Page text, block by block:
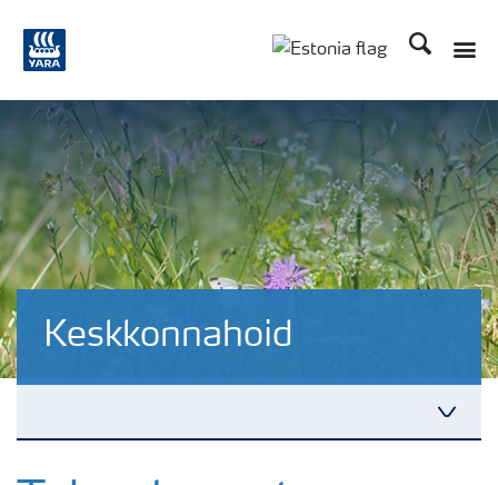
Otsi
Keskkonnahoid
Fakte odrast